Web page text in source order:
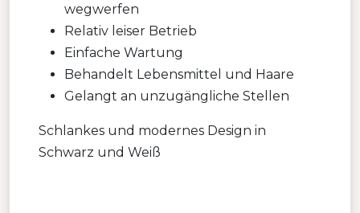
wegwerfen
Relativ leiser Betrieb
Einfache Wartung
Behandelt Lebensmittel und Haare
Gelangt an unzugängliche Stellen
Schlankes und modernes Design in
Schwarz und Weiß